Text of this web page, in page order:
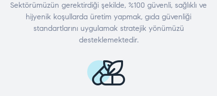
Sektörümüzün gerektirdiği şekilde, %100 güvenli, sağlıklı ve
hijyenik koşullarda üretim yapmak, gıda güvenliği
standartlarını uygulamak stratejik yönümüzü
desteklemektedir.